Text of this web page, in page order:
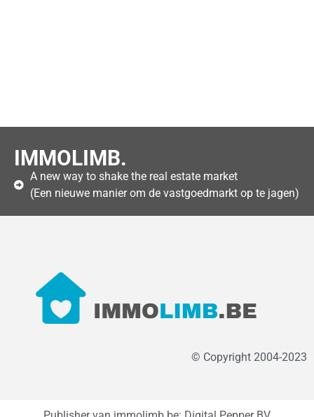
IMMOLIMB.
A new way to shake the real estate market
(Een nieuwe manier om de vastgoedmarkt op te jagen)
© Copyright 2004-2023